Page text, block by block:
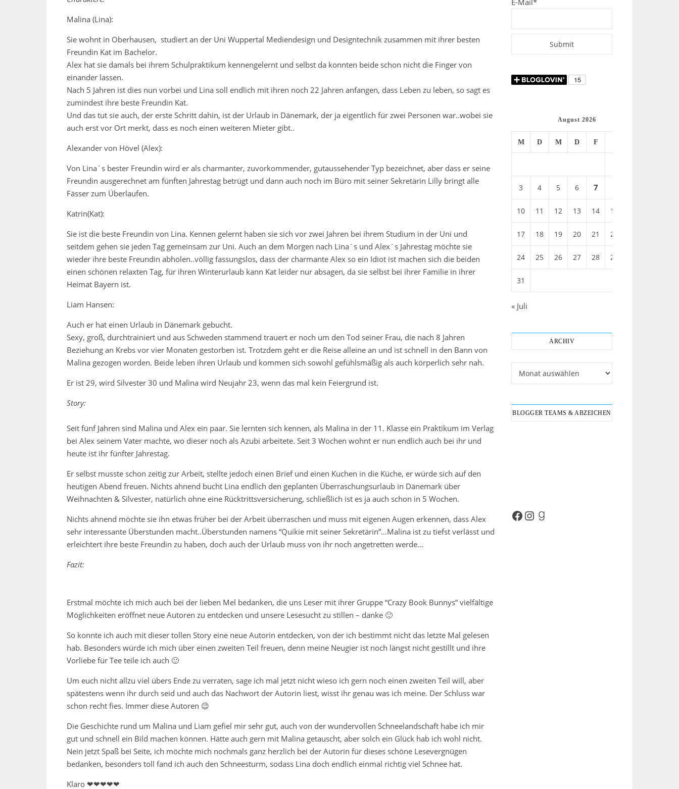
Malina (Lina):
Sie wohnt in Oberhausen, studiert an der Uni Wuppertal Mediendesign und Designtechnik zusammen mit ihrer besten
Freundin Kat im Bachelor.
Alex hat sie damals bei ihrem Schulpraktikum kennengelernt und selbst da konnten beide schon nicht die Finger von
einander lassen.
Nach 5 Jahren ist dies nun vorbei und Lina soll endlich mit ihren noch 22 Jahren anfangen, dass Leben zu leben, so sagt es
zumindest ihre beste Freundin Kat.
Und das tut sie auch, der erste Schritt dahin, ist der Urlaub in Dänemark, der ja eigentlich für zwei Personen war..wobei sie
auch erst vor Ort merkt, dass es noch einen weiteren Mieter gibt..
Alexander von Hövel (Alex):
Von Lina´s bester Freundin wird er als charmanter, zuvorkommender, gutaussehender Typ bezeichnet, aber dass er seine
Freundin ausgerechnet am fünften Jahrestag betrügt und dann auch noch im Büro mit seiner Sekretärin Lilly bringt alle
Fässer zum Überlaufen.
Katrin(Kat):
Sie ist die beste Freundin von Lina. Kennen gelernt haben sie sich vor zwei Jahren bei ihrem Studium in der Uni und
seitdem gehen sie jeden Tag gemeinsam zur Uni. Auch an dem Morgen nach Lina´s und Alex´s Jahrestag möchte sie
wieder ihre beste Freundin abholen..völlig fassungslos, dass der charmante Alex so ein Idiot ist machen sich die beiden
einen schönen relaxten Tag, für ihren Winterurlaub kann Kat leider nur absagen, da sie selbst bei ihrer Familie in ihrer
Heimat Bayern ist.
Liam Hansen:
Auch er hat einen Urlaub in Dänemark gebucht.
Sexy, groß, durchtrainiert und aus Schweden stammend trauert er noch um den Tod seiner Frau, die nach 8 Jahren
Beziehung an Krebs vor vier Monaten gestorben ist. Trotzdem geht er die Reise alleine an und ist schnell in den Bann von
Malina gezogen worden. Beide leben ihren Urlaub und kommen sich sowohl gefühlsmäßig als auch körperlich sehr nah.
Er ist 29, wird Silvester 30 und Malina wird Neujahr 23, wenn das mal kein Feiergrund ist.
Story:
Seit fünf Jahren sind Malina und Alex ein paar. Sie lernten sich kennen, als Malina in der 11. Klasse ein Praktikum im Verlag
bei Alex seinem Vater machte, wo dieser noch als Azubi arbeitete. Seit 3 Wochen wohnt er nun endlich auch bei ihr und
heute ist ihr fünfter Jahrestag.
Er selbst musste schon zeitig zur Arbeit, stellte jedoch einen Brief und einen Kuchen in die Küche, er würde sich auf den
heutigen Abend freuen. Nichts ahnend bucht Lina endlich den geplanten Überraschungsurlaub in Dänemark über
Weihnachten & Silvester, natürlich ohne eine Rücktrittsversicherung, schließlich ist es ja auch schon in 5 Wochen.
Nichts ahnend möchte sie ihn etwas früher bei der Arbeit überraschen und muss mit eigenen Augen erkennen, dass Alex
sehr interessante Überstunden macht..Überstunden namens “Quikie mit seiner Sekretärin”…Malina ist zu tiefst verlässt und
erleichtert ihre beste Freundin zu haben, doch auch der Urlaub muss von ihr noch angetretten werde…
Fazit:
Erstmal möchte ich mich auch bei der lieben Mel bedanken, die uns Leser mit ihrer Gruppe “Crazy Book Bunnys” vielfältige
Möglichkeiten eröffnet neue Autoren zu entdecken und unsere Lesesucht zu stillen – danke 🙂
So konnte ich auch mit dieser tollen Story eine neue Autorin entdecken, von der ich bestimmt nicht das letzte Mal gelesen
hab. Besonders würde ich mich über einen zweiten Teil freuen, denn meine Neugier ist noch längst nicht gestillt und ihre
Vorliebe für Tee teile ich auch 🙂
Um euch nicht allzu viel übers Ende zu verraten, sage ich mal jetzt nicht wieso ich gern noch einen zweiten Teil will, aber
spätestens wenn ihr durch seid und auch das Nachwort der Autorin liest, wisst ihr genau was ich meine. Der Schluss war
schon recht fies. Immer diese Autoren 😉
Die Geschichte rund um Malina und Liam gefiel mir sehr gut, auch von der wundervollen Schneelandschaft habe ich mir
gut und schnell ein Bild machen können. Hätte auch gern mit Malina getauscht, aber solch ein Glück hab ich wohl nicht.
Nein jetzt Spaß bei Seite, ich möchte mich nochmals ganz herzlich bei der Autorin für dieses schöne Lesevergnügen
bedanken, besonders toll fand ich auch den Schneesturm, sodass Lina doch endlich einmal richtig viel Schnee hat.
Klaro ❤❤❤❤❤
E-Mail*
August 2026
M D M D F
3 4 5 6 7
10 11 12 13 14 15
17 18 19 20 21 22
24 25 26 27 28 29
31
« Juli
ARCHIV
BLOGGER TEAMS & ABZEICHEN
Facebook
Instagram
Goodreads